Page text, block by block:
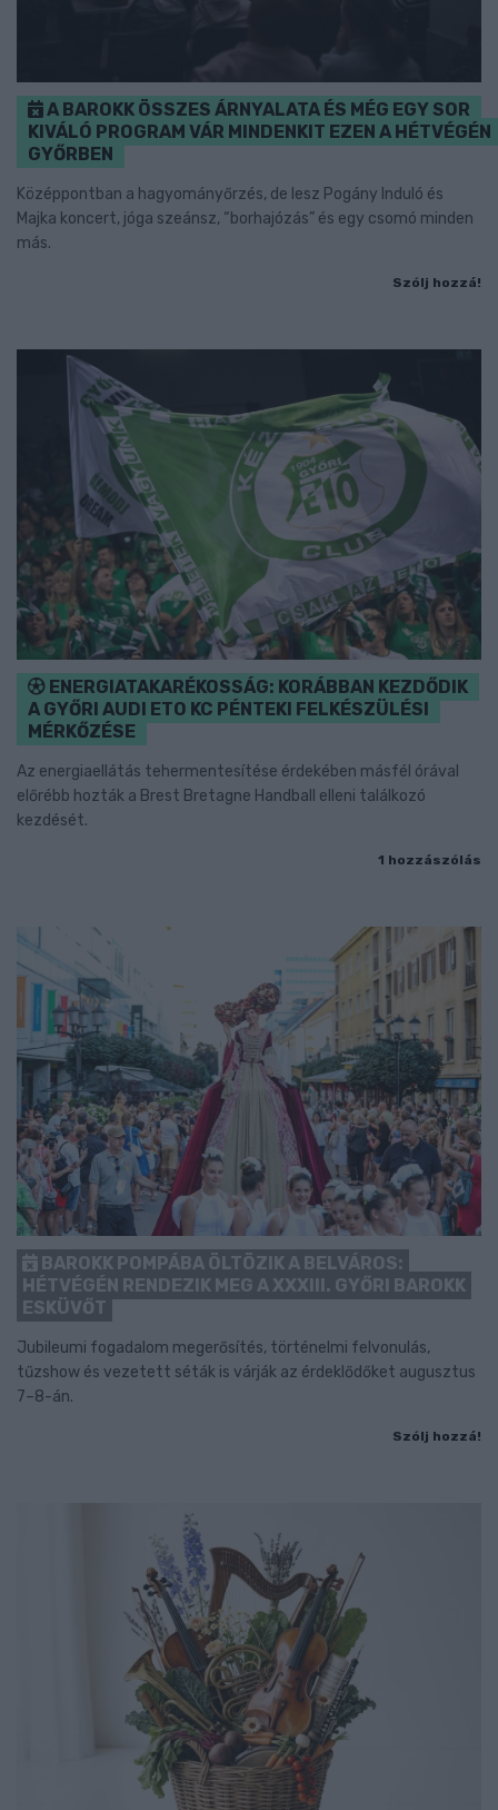
A BAROKK ÖSSZES ÁRNYALATA ÉS MÉG EGY SOR
KIVÁLÓ PROGRAM VÁR MINDENKIT EZEN A HÉTVÉGÉN
GYŐRBEN
Középpontban a hagyományőrzés, de lesz Pogány Induló és
Majka koncert, jóga szeánsz, “borhajózás” és egy csomó minden
más.
Szólj hozzá!
ENERGIATAKARÉKOSSÁG: KORÁBBAN KEZDŐDIK
A GYŐRI AUDI ETO KC PÉNTEKI FELKÉSZÜLÉSI
MÉRKŐZÉSE
Az energiaellátás tehermentesítése érdekében másfél órával
előrébb hozták a Brest Bretagne Handball elleni találkozó
kezdését.
1 hozzászólás
BAROKK POMPÁBA ÖLTÖZIK A BELVÁROS:
HÉTVÉGÉN RENDEZIK MEG A XXXIII. GYŐRI BAROKK
ESKÜVŐT
Jubileumi fogadalom megerősítés, történelmi felvonulás,
tűzshow és vezetett séták is várják az érdeklődőket augusztus
7–8-án.
Szólj hozzá!